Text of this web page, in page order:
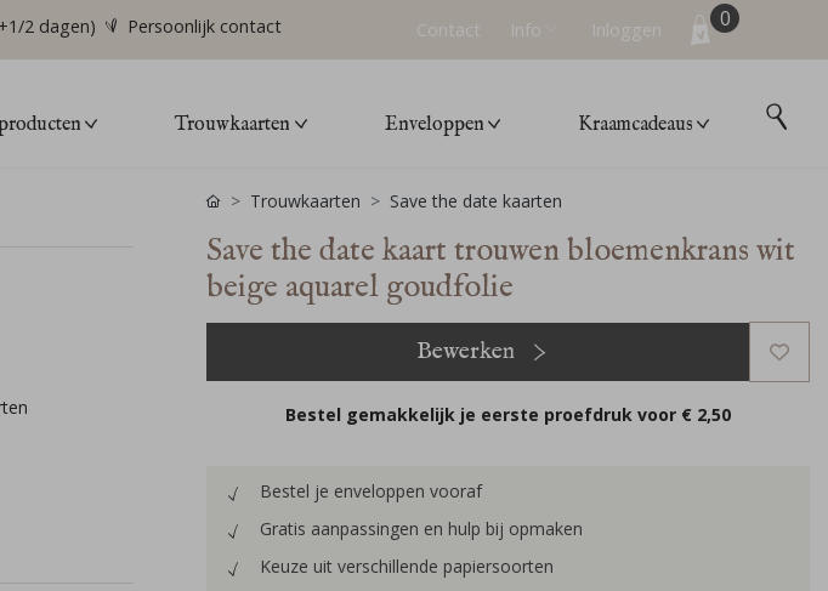
2 dagen) Persoonlijk contact Contact Info Inloggen 0
Trouwkaarten Enveloppen Kraamcadeaus
Trouwkaarten Save the date kaarten
Save the date kaart trouwen bloemenkrans wit
beige aquarel goudfolie
Bewerken
Bestel gemakkelijk je eerste proefdruk voor € 2,50
Bestel je enveloppen vooraf
Gratis aanpassingen en hulp bij opmaken
Keuze uit verschillende papiersoorten